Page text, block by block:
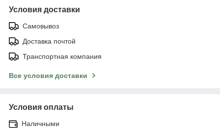
Условия доставки
Самовывоз
Доставка почтой
Транспортная компания
Все условия доставки
Условия оплаты
Наличными